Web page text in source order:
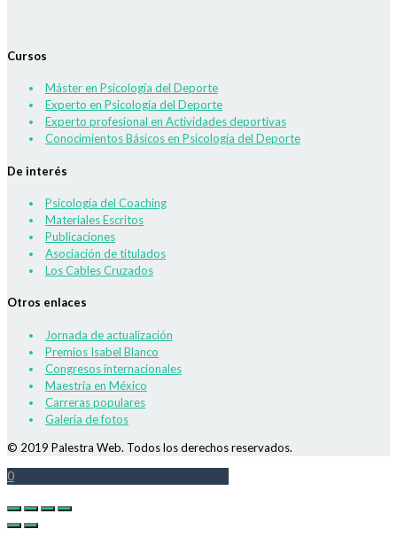
Cursos
Máster en Psicología del Deporte
Experto en Psicología del Deporte
Experto profesional en Actividades deportivas
Conocimientos Básicos en Psicología del Deporte
De interés
Psicología del Coaching
Materiales Escritos
Publicaciones
Asociación de titulados
Los Cables Cruzados
Otros enlaces
Jornada de actualización
Premios Isabel Blanco
Congresos internacionales
Maestría en México
Carreras populares
Galería de fotos
© 2019 Palestra Web. Todos los derechos reservados.
0